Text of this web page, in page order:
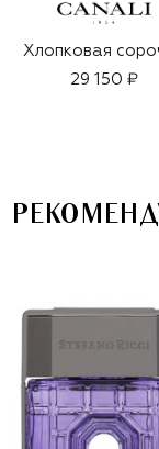
Хлопковая
29 150 ₽